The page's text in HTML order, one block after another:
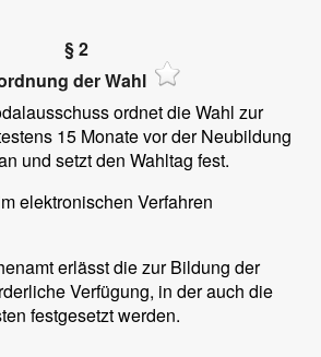
§ 2
der Wahl
ordnet die Wahl zur
15 Monate vor der Neubildung
und setzt den Wahltag fest.
elektronischen Verfahren
erlässt die zur Bildung der
Verfügung, in der auch die
festgesetzt werden.